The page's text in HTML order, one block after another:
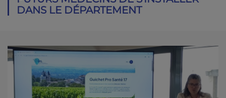
DANS LE DÉPARTEMENT